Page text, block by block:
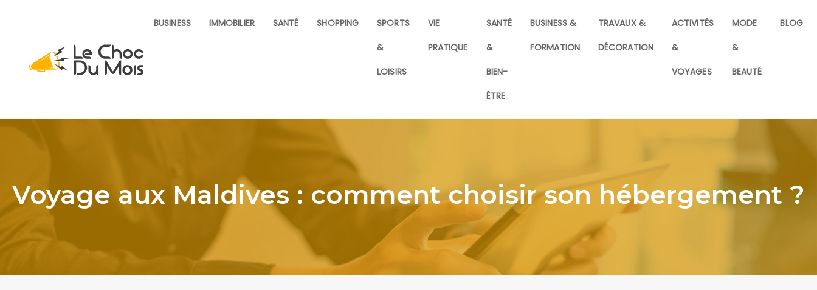
BUSINESS IMMOBILIER SANTÉ SHOPPING
SPORTS
&
LOISIRS
VIE
PRATIQUE
SANTÉ
&
BIEN-
ÊTRE
BUSINESS &
FORMATION
TRAVAUX &
DÉCORATION
ACTIVITÉS
&
VOYAGES
MODE
&
BEAUTÉ
BLOG
Voyage aux Maldives : comment choisir son hébergement ?